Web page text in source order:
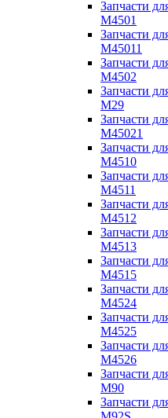
Запчасти
M4501
Запчасти
M45011
Запчасти
M4502
Запчасти
M29
Запчасти
M45021
Запчасти
M4510
Запчасти
M4511
Запчасти
M4512
Запчасти
M4513
Запчасти
M4515
Запчасти
M4524
Запчасти
M4525
Запчасти
M4526
Запчасти
M90
Запчасти